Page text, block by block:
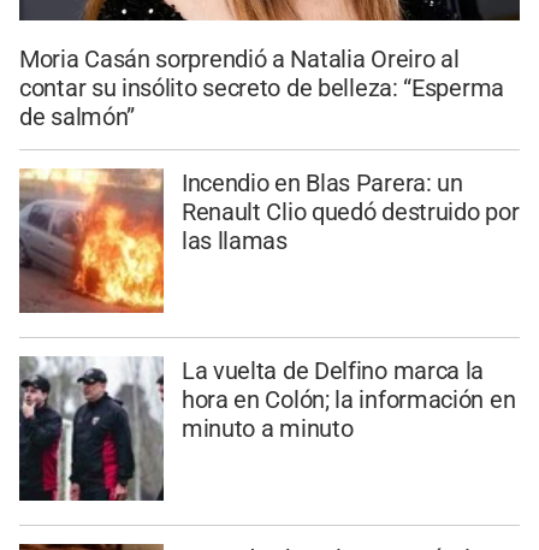
Moria Casán sorprendió a Natalia Oreiro al
contar su insólito secreto de belleza: “Esperma
de salmón”
Incendio en Blas Parera: un
Renault Clio quedó destruido por
las llamas
La vuelta de Delfino marca la
hora en Colón; la información en
minuto a minuto